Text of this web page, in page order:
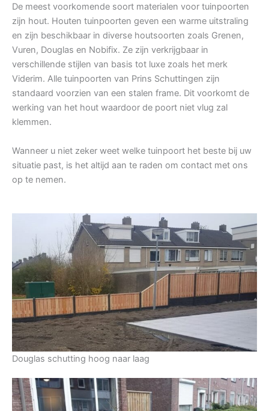
De meest voorkomende soort materialen voor tuinpoorten
zijn hout. Houten tuinpoorten geven een warme uitstraling
en zijn beschikbaar in diverse houtsoorten zoals Grenen,
Vuren, Douglas en Nobifix. Ze zijn verkrijgbaar in
verschillende stijlen van basis tot luxe zoals het merk
Viderim. Alle tuinpoorten van Prins Schuttingen zijn
standaard voorzien van een stalen frame. Dit voorkomt de
werking van het hout waardoor de poort niet vlug zal
klemmen.
Wanneer u niet zeker weet welke tuinpoort het beste bij uw
situatie past, is het altijd aan te raden om contact met ons
op te nemen.
Douglas schutting hoog naar laag